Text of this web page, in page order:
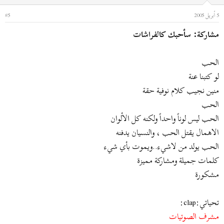
5 أبريل 2005 #5
مشاركة: سأحبك كالفراشات
الحب
لو كتبنا عنة
منين نجيب كلام نوفية حقة
الحب
الحب ليس لوناً واحداً ولكنه كل الألوان
الاهمال يقتل الحب ، والنسيان يدفنه
الحب يولد من لاشيء..ويموت بأي شيء
كلمات جميلة ومشاركة مميزة
مشكورة
تحياتي:clap:
مشرف الصوتيات